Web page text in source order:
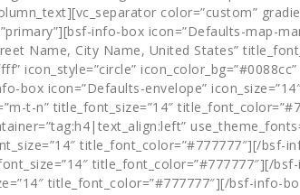
color=”custom”
info-box icon=”Defaults-map-
Name, City Name, United States”
icon_style=”circle”
icon=”Defaults-envelope”
t-n” title_font_size=”14″
title_font_color=”#777777″][/
title_font_color=”#777777″][/
title_font_color=”#777777″][/bsf-info-